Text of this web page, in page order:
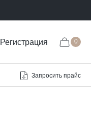
Регистрация 0
Запросить прайс